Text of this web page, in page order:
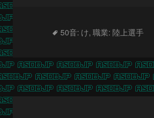
タ
50音: け,職業: 陸上選手
投